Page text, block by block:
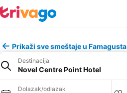
Prikaži sve smeštaje u Famagusta
Destinacija
Novel Centre Point Hotel
Dolazak/odlazak